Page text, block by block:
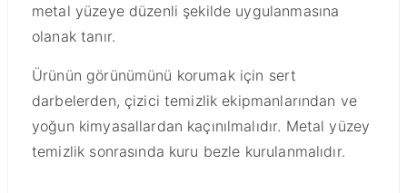
metal yüzeye düzenli şekilde uygulanmasına
olanak tanır.
Ürünün görünümünü korumak için sert
darbelerden, çizici temizlik ekipmanlarından ve
yoğun kimyasallardan kaçınılmalıdır. Metal yüzey
temizlik sonrasında kuru bezle kurulanmalıdır.